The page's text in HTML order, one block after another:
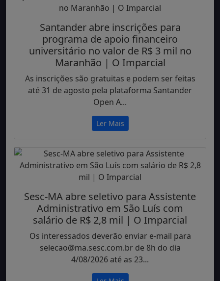
Santander abre inscrições para
programa de apoio financeiro
universitário no valor de R$ 3 mil no
Maranhão | O Imparcial
As inscrições são gratuitas e podem ser feitas
até 31 de agosto pela plataforma Santander
Open A...
Ler Mais
Sesc-MA abre seletivo para Assistente
Administrativo em São Luís com
salário de R$ 2,8 mil | O Imparcial
Os interessados deverão enviar e-mail para
selecao@ma.sesc.com.br de 8h do dia
4/08/2026 até as 23...